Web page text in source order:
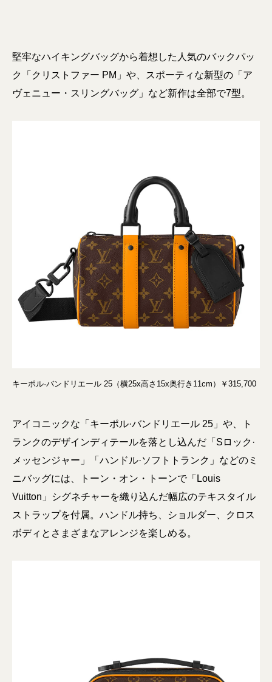
堅牢なハイキングバッグから着想した人気のバックパッ
ク「クリストファー PM」や、スポーティな新型の「ア
ヴェニュー・スリングバッグ」など新作は全部で7型。
キーポル·バンドリエール 25（横25x高さ15x奥行き11cm）￥315,700
アイコニックな「キーポル·バンドリエール 25」や、ト
ランクのデザインディテールを落とし込んだ「Sロック·
メッセンジャー」「ハンドル·ソフトトランク」などのミ
ニバッグには、トーン・オン・トーンで「Louis
Vuitton」シグネチャーを織り込んだ幅広のテキスタイル
ストラップを付属。ハンドル持ち、ショルダー、クロス
ボディとさまざまなアレンジを楽しめる。